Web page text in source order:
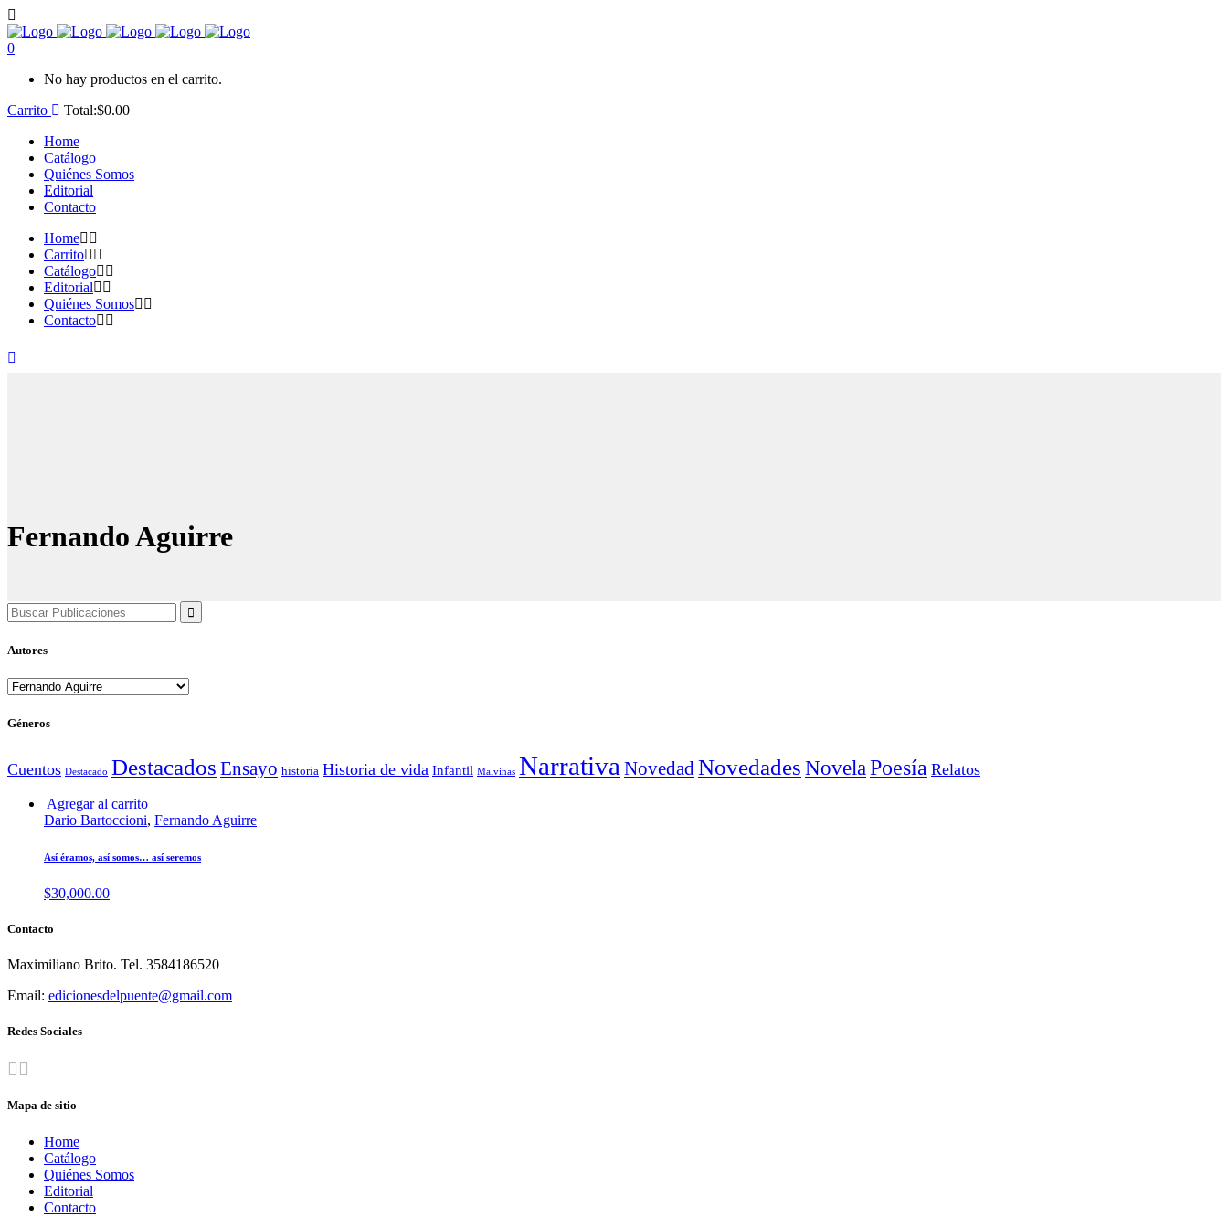
0
No hay productos en el carrito.
Carrito
Total:$0.00
Home
Catálogo
Quiénes Somos
Editorial
Contacto
Home
Carrito
Catálogo
Editorial
Quiénes Somos
Contacto
Fernando Aguirre
Search
for:
Autores
Géneros
Cuentos Destacado Destacados Ensayo historia Historia de vida Infantil Malvinas Narrativa Novedad Novedades Novela Poesía Relatos
Agregar al carrito
Dario Bartoccioni, Fernando Aguirre
Así éramos, así somos… así seremos
$30,000.00
Contacto
Maximiliano Brito. Tel. 3584186520
Email: edicionesdelpuente@gmail.com
Redes Sociales
Mapa de sitio
Home
Catálogo
Quiénes Somos
Editorial
Contacto